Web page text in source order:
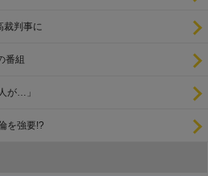
裁判事に
番組
が…」
を強要!?